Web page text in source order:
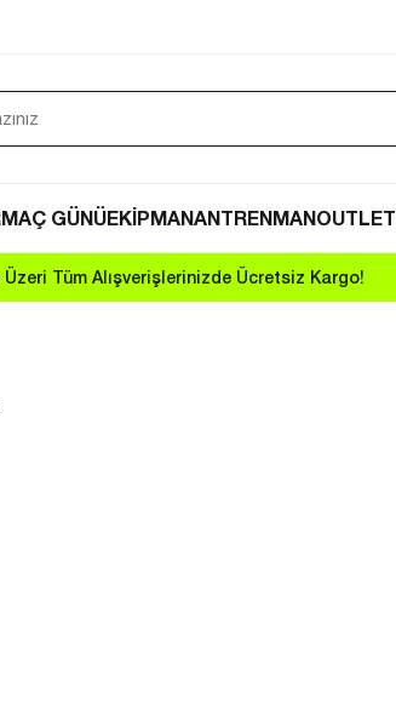
MAÇ GÜNÜEKİPMANANTRENMANOUTLET
Üzeri Tüm Alışverişlerinizde Ücretsiz Kargo!